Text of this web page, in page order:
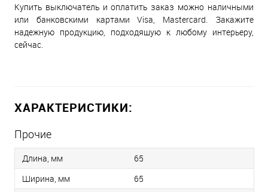
Купить выключатель и оплатить заказ можно наличными
или банковскими картами Visa, Mastercard. Закажите
надежную продукцию, подходящую к любому интерьеру,
сейчас.
ХАРАКТЕРИСТИКИ:
Прочие
Длина, мм
65
Ширина, мм
65